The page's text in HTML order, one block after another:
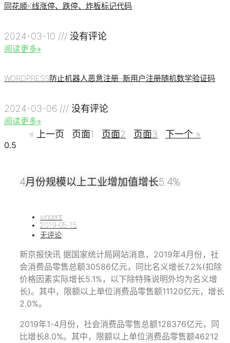
同花顺K线涨停、跌停、炸板标记代码
2024-03-10 没有评论
阅读更多»
WORDPRESS防止机器人恶意注册–新用户注册随机数学验证码
2024-03-06 没有评论
阅读更多»
« 上一页 页面1 页面2 页面3 下一个 »
4月份规模以上工业增加值增长5.4%
vincent
2019-05-15
无评论
新京报快讯 据国家统计局网站消息，2019年4月份，社
会消费品零售总额30586亿元，同比名义增长7.2%(扣除
价格因素实际增长5.1%，以下除特殊说明外均为名义增
长)。其中，限额以上单位消费品零售额11120亿元，增长
2.0%。
2019年1-4月份，社会消费品零售总额128376亿元，同
比增长8.0%。其中，限额以上单位消费品零售额46212